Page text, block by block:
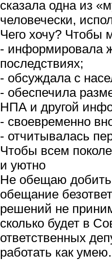
сказала одна из
человечески,
Чего хочу? Чтобы
- информировала
последствиях;
- обсуждала с
- обеспечила
НПА и другой
- своевременно
- отчитывалась
Чтобы всем
и уютно
Не обещаю
обещание
решений не
сколько будет в
ответственных
работать как умею.